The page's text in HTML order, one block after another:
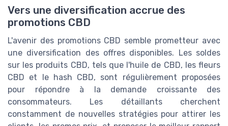
Vers une diversification accrue des
promotions CBD
L'avenir des promotions CBD semble prometteur avec
une diversification des offres disponibles. Les soldes
sur les produits CBD, tels que l'huile de CBD, les fleurs
CBD et le hash CBD, sont régulièrement proposées
pour répondre à la demande croissante des
consommateurs. Les détaillants cherchent
constamment de nouvelles stratégies pour attirer les